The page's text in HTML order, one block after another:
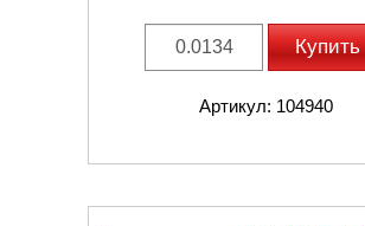
Купить
Артикул: 104940